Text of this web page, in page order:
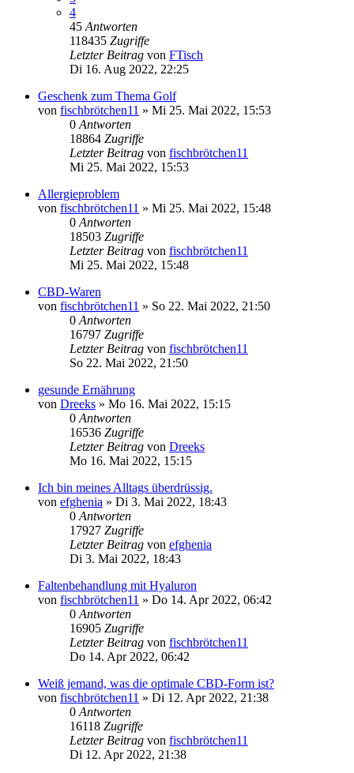
4
45 Antworten
118435 Zugriffe
Letzter Beitrag von FTisch
Di 16. Aug 2022, 22:25
Geschenk zum Thema Golf
von fischbrötchen11 » Mi 25. Mai 2022, 15:53
0 Antworten
18864 Zugriffe
Letzter Beitrag von fischbrötchen11
Mi 25. Mai 2022, 15:53
Allergieproblem
von fischbrötchen11 » Mi 25. Mai 2022, 15:48
0 Antworten
18503 Zugriffe
Letzter Beitrag von fischbrötchen11
Mi 25. Mai 2022, 15:48
CBD-Waren
von fischbrötchen11 » So 22. Mai 2022, 21:50
0 Antworten
16797 Zugriffe
Letzter Beitrag von fischbrötchen11
So 22. Mai 2022, 21:50
gesunde Ernährung
von Dreeks » Mo 16. Mai 2022, 15:15
0 Antworten
16536 Zugriffe
Letzter Beitrag von Dreeks
Mo 16. Mai 2022, 15:15
Ich bin meines Alltags überdrüssig.
von efghenia » Di 3. Mai 2022, 18:43
0 Antworten
17927 Zugriffe
Letzter Beitrag von efghenia
Di 3. Mai 2022, 18:43
Faltenbehandlung mit Hyaluron
von fischbrötchen11 » Do 14. Apr 2022, 06:42
0 Antworten
16905 Zugriffe
Letzter Beitrag von fischbrötchen11
Do 14. Apr 2022, 06:42
Weiß jemand, was die optimale CBD-Form ist?
von fischbrötchen11 » Di 12. Apr 2022, 21:38
0 Antworten
16118 Zugriffe
Letzter Beitrag von fischbrötchen11
Di 12. Apr 2022, 21:38